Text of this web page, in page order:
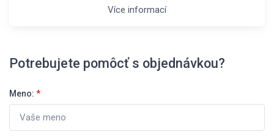
Více informací
Potrebujete pomôcť s objednávkou?
Meno: *